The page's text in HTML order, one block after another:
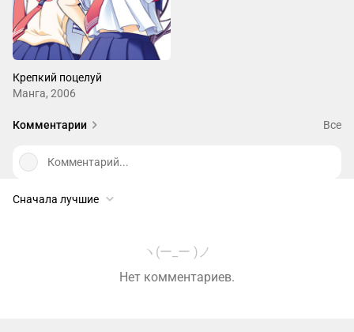
Крепкий поцелуй
Манга, 2006
Комментарии Все
Комментарий...
Сначала лучшие
ヽ(ー_ー )ノ
Нет комментариев.